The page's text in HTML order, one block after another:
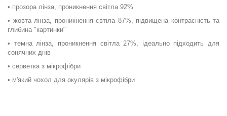
• прозора лінза, проникнення світла 92%
• жовта лінза, проникнення свтіла 87%, підвищена контрасність та
глибина "картинки"
• темна лінза, проникнення світла 27%, ідеально підходить для
сонячних днів
• серветка з мікрофібри
• м'який чохол для окулярів з мікрофібри